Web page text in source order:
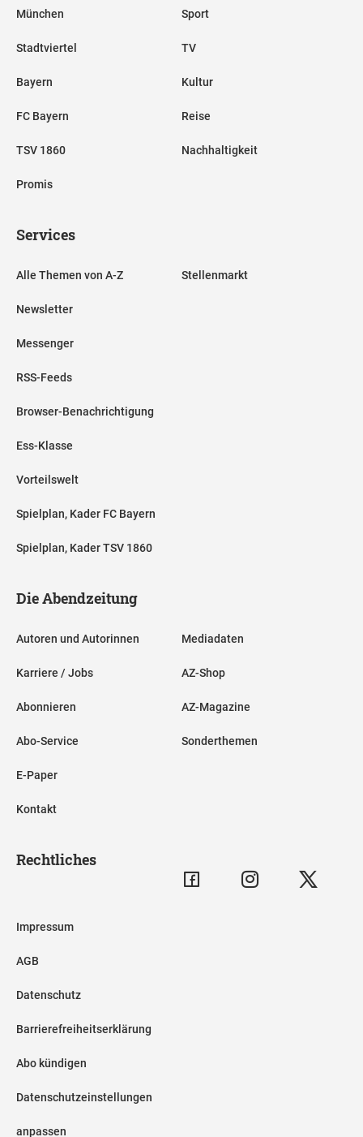
München
Stadtviertel
Bayern
FC Bayern
TSV 1860
Promis
Sport
TV
Kultur
Reise
Nachhaltigkeit
Services
Alle Themen von A-Z
Newsletter
Messenger
RSS-Feeds
Browser-Benachrichtigung
Ess-Klasse
Vorteilswelt
Spielplan, Kader FC Bayern
Spielplan, Kader TSV 1860
Stellenmarkt
Die Abendzeitung
Autoren und Autorinnen
Karriere / Jobs
Abonnieren
Abo-Service
E-Paper
Kontakt
Mediadaten
AZ-Shop
AZ-Magazine
Sonderthemen
Rechtliches
Impressum
AGB
Datenschutz
Barrierefreiheitserklärung
Abo kündigen
Datenschutzeinstellungen
anpassen